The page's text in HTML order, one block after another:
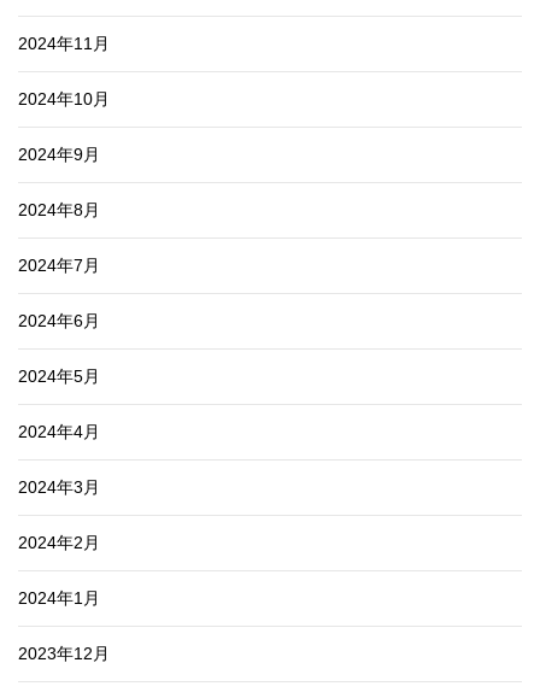
2024年11月
2024年10月
2024年9月
2024年8月
2024年7月
2024年6月
2024年5月
2024年4月
2024年3月
2024年2月
2024年1月
2023年12月